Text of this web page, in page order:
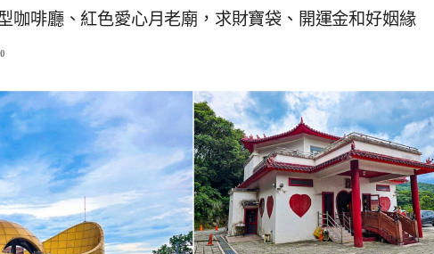
咖啡廳、紅色愛心月老廟，求財寶袋、開運金和好姻緣
0